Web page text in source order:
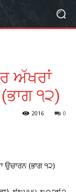
ਅੱਖਰਾਂ
੧੨)
0
2016
ਉਚਾਰਨ (ਭਾਗ ੧੨)